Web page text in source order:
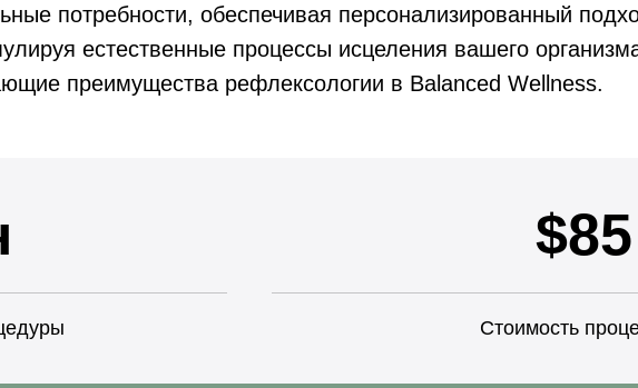
потребности, обеспечивая персонализированный
естественные процессы исцеления вашего
преимущества рефлексологии в Balanced Wellness.
$85
Стоимость